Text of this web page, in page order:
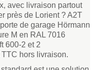
avec livraison partout
près de Lorient ? A2T
de garage Hörmann
M en RAL 7016
600-2 et 2
hors livraison.